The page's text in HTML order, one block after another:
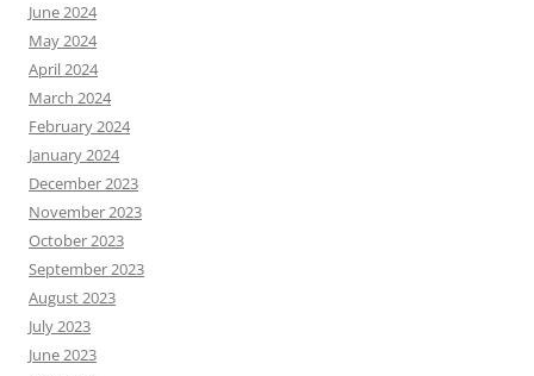
June 2024
May 2024
April 2024
March 2024
February 2024
January 2024
December 2023
November 2023
October 2023
September 2023
August 2023
July 2023
June 2023